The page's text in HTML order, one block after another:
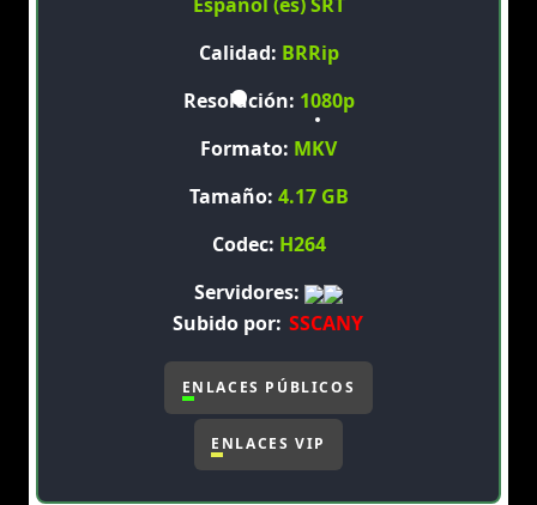
Calidad: BRRip
Resolución: 1080p
Formato: MKV
Tamaño: 4.17 GB
Codec: H264
Servidores:
Subido por: SSCANY
ENLACES PÚBLICOS
ENLACES VIP